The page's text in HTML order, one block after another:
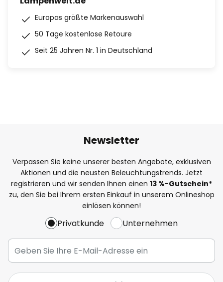
Europas größte Markenauswahl
50 Tage kostenlose Retoure
Seit 25 Jahren Nr. 1 in Deutschland
Newsletter
Verpassen Sie keine unserer besten Angebote, exklusiven
Aktionen und die neusten Beleuchtungstrends. Jetzt
registrieren und wir senden Ihnen einen 13 %-Gutschein*
zu, den Sie bei Ihrem ersten Einkauf in unserem Onlineshop
einlösen können!
Privatkunde Unternehmen